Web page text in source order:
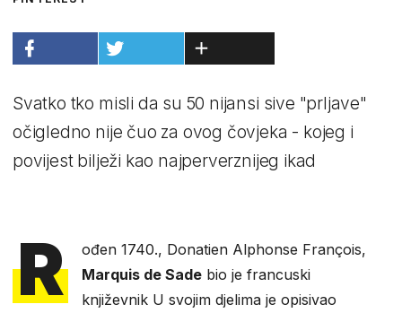
Svatko tko misli da su 50 nijansi sive "prljave"
očigledno nije čuo za ovog čovjeka - kojeg i
povijest bilježi kao najperverznijeg ikad
R
ođen 1740., Donatien Alphonse François,
Marquis de Sade bio je francuski
književnik U svojim djelima je opisivao